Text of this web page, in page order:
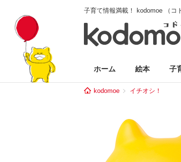
子育て情報満載！ kodomoe （コ
ホーム 絵本 子
kodomoe イチオシ！